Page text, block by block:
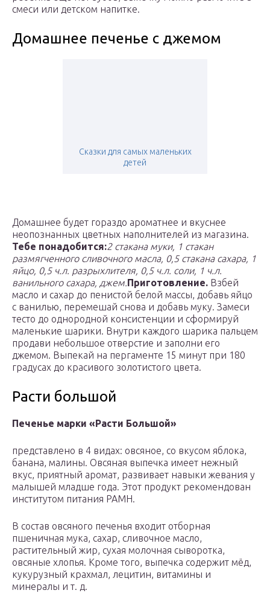
смеси или детском напитке.
Домашнее печенье с джемом
Сказки для самых маленьких
детей
Домашнее будет гораздо ароматнее и вкуснее
неопознанных цветных наполнителей из магазина.
Тебе понадобится:2 стакана муки, 1 стакан
размягченного сливочного масла, 0,5 стакана сахара, 1
яйцо, 0,5 ч.л. разрыхлителя, 0,5 ч.л. соли, 1 ч.л.
ванильного сахара, джем.Приготовление. Взбей
масло и сахар до пенистой белой массы, добавь яйцо
с ванилью, перемешай снова и добавь муку. Замеси
тесто до однородной консистенции и сформируй
маленькие шарики. Внутри каждого шарика пальцем
продави небольшое отверстие и заполни его
джемом. Выпекай на пергаменте 15 минут при 180
градусах до красивого золотистого цвета.
Расти большой
Печенье марки «Расти Большой»
представлено в 4 видах: овсяное, со вкусом яблока,
банана, малины. Овсяная выпечка имеет нежный
вкус, приятный аромат, развивает навыки жевания у
малышей младше года. Этот продукт рекомендован
институтом питания РАМН.
В состав овсяного печенья входит отборная
пшеничная мука, сахар, сливочное масло,
растительный жир, сухая молочная сыворотка,
овсяные хлопья. Кроме того, выпечка содержит мёд,
кукурузный крахмал, лецитин, витамины и
минералы и т. д.